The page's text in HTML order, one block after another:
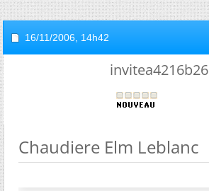
16/11/2006, 14h42
invitea4216b26
Chaudiere Elm Leblanc